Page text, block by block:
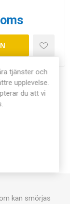
kan smörjas
tjänster och
upplevelse.
du att vi